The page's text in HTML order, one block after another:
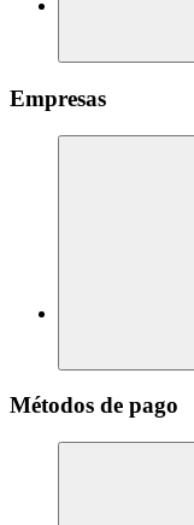
Empresas
Métodos de pago